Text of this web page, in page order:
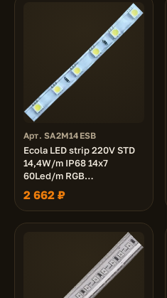
Арт. SA2M14ESB
Ecola LED strip 220V STD
14,4W/m IP68 14x7
60Led/m RGB
разноцветная лента 20м.
2 662 ₽